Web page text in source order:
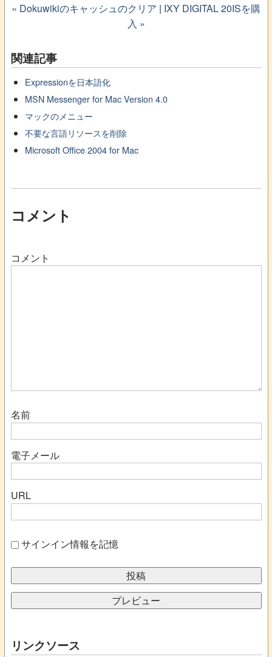
« Dokuwikiのキャッシュのクリア | IXY DIGITAL 20ISを購
入 »
関連記事
Expressionを日本語化
MSN Messenger for Mac Version 4.0
マックのメニュー
不要な言語リソースを削除
Microsoft Office 2004 for Mac
コメント
コメント
名前
電子メール
URL
サインイン情報を記憶
リンクソース